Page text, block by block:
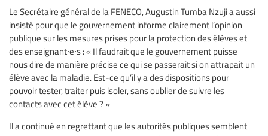
Le Secrétaire général de la FENECO, Augustin Tumba Nzuji a aussi
insisté pour que le gouvernement informe clairement l’opinion
publique sur les mesures prises pour la protection des élèves et
des enseignant∙e∙s : « Il faudrait que le gouvernement puisse
nous dire de manière précise ce qui se passerait si on attrapait un
élève avec la maladie. Est-ce qu’il y a des dispositions pour
pouvoir tester, traiter puis isoler, sans oublier de suivre les
contacts avec cet élève ? »
Il a continué en regrettant que les autorités publiques semblent